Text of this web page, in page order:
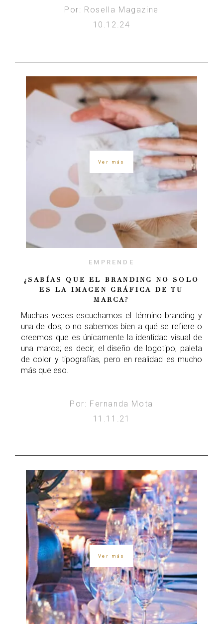
Por: Rosella Magazine
10.12.24
Ver más
EMPRENDE
¿SABÍAS QUE EL BRANDING NO SOLO
ES LA IMAGEN GRÁFICA DE TU
MARCA?
Muchas veces escuchamos el término branding y
una de dos, o no sabemos bien a qué se refiere o
creemos que es únicamente la identidad visual de
una marca; es decir, el diseño de logotipo, paleta
de color y tipografías, pero en realidad es mucho
más que eso.
Por: Fernanda Mota
11.11.21
Ver más